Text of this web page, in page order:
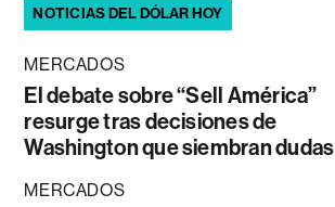
NOTICIAS DEL DÓLAR HOY
MERCADOS
El debate sobre “Sell América”
resurge tras decisiones de
Washington que siembran dudas
MERCADOS